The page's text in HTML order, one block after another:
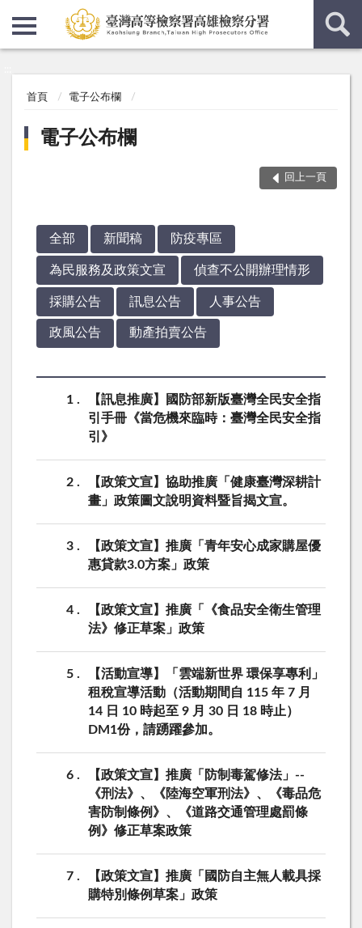
首頁 電子公布欄
電子公布欄
回上一頁
全部 新聞稿 防疫專區
為民服務及政策文宣 偵查不公開辦理情形
採購公告 訊息公告 人事公告
政風公告 動產拍賣公告
1
【訊息推廣】國防部新版臺灣全民安全指
引手冊《當危機來臨時：臺灣全民安全指
引》
2
【政策文宣】協助推廣「健康臺灣深耕計
畫」政策圖文說明資料暨旨揭文宣。
3
【政策文宣】推廣「青年安心成家購屋優
惠貸款3.0方案」政策
4
【政策文宣】推廣「《食品安全衛生管理
法》修正草案」政策
5
【活動宣導】「雲端新世界 環保享專利」
租稅宣導活動（活動期間自 115 年 7 月
14 日 10 時起至 9 月 30 日 18 時止）
DM1份，請踴躍參加。
6
【政策文宣】推廣「防制毒駕修法」--
《刑法》、《陸海空軍刑法》、《毒品危
害防制條例》、《道路交通管理處罰條
例》修正草案政策
7
【政策文宣】推廣「國防自主無人載具採
購特別條例草案」政策